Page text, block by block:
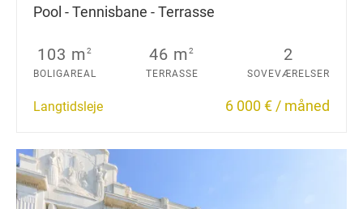
Pool - Tennisbane - Terrasse
103 m2
BOLIGAREAL
46 m2
TERRASSE
2
SOVEVÆRELSER
Langtidsleje 6 000 € / måned